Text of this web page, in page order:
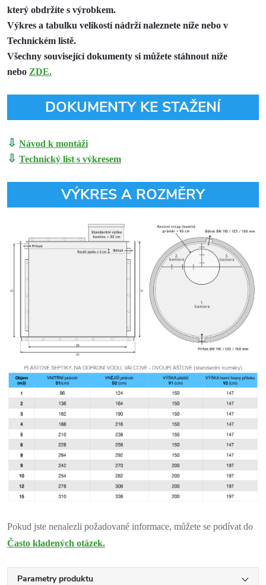
který obdržíte s výrobkem.
Výkres a tabulku velikostí nádrží naleznete níže nebo v
Technickém listě.
Všechny související dokumenty si můžete stáhnout níže
nebo ZDE.
DOKUMENTY KE STAŽENÍ
⇩ Návod k montáži
⇩ Technický list s výkresem
VÝKRES A ROZMĚRY
Pokud jste nenalezli požadované informace, můžete se podívat do
Často kladených otázek.
Parametry produktu